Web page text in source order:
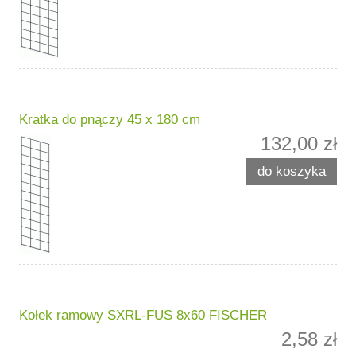
Kratka do pnączy 45 x 180 cm
132,00 zł
do koszyka
Kołek ramowy SXRL-FUS 8x60 FISCHER
2,58 zł